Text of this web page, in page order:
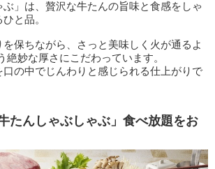
ぶ」は、贅沢な牛たんの旨味と食感をしゃ
と品。
保ちながら、さっと美味しく火が通るよ
絶妙な厚さにこだわっています。
口の中でじんわりと感じられる仕上がりで
たんしゃぶしゃぶ」食べ放題をお